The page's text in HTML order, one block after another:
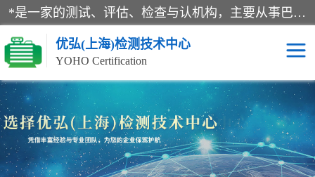
*是一家的测试、评估、检查与认机构，主要从事巴西NR10认证、NR12认证、NR13认证；ANATEL认证、INMTRO认证，欧盟CE认证：MD认证，PED认证，MID认证，ATEX认证，德国蓝色天使认证。
优弘(上海)检测技术中心
YOHO Certification
RECYCLASS认证 NR10认证
NR12认证 NR13认证